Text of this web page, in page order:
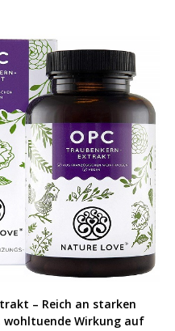
PRODUKT KAUFEN
– Reich an starken
Wirkung auf